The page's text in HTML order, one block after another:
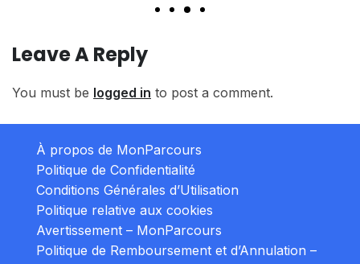
Leave A Reply
You must be logged in to post a comment.
À propos de MonParcours
Politique de Confidentialité
Conditions Générales d’Utilisation
Politique relative aux cookies
Avertissement – MonParcours
Politique de Remboursement et d’Annulation –